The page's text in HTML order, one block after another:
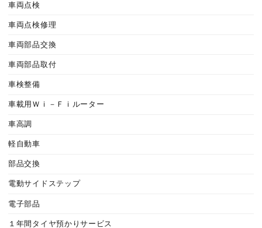
車両点検
車両点検修理
車両部品交換
車両部品取付
車検整備
車載用Ｗｉ－Ｆｉルーター
車高調
軽自動車
部品交換
電動サイドステップ
電子部品
１年間タイヤ預かりサービス